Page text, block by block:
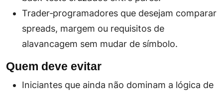
Trader‑programadores que desejam comparar
spreads, margem ou requisitos de
alavancagem sem mudar de símbolo.
Quem deve evitar
Iniciantes que ainda não dominam a lógica de